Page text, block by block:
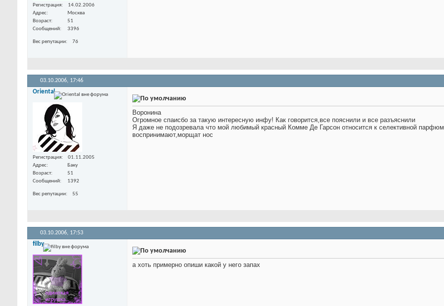
Регистрация
14.02.2006
Адрес
Москва
Возраст
51
Сообщений
3396
Вес репутации 76
03.10.2006, 17:46
Oriental
Регистрация
01.11.2005
Адрес
Баку
Возраст
51
Сообщений
1392
Вес репутации 55
Воронина
Огромное спаисбо за такую интересную инфу! Как говорится,все пояснили и все разъяснили
Я даже не подозревала что мой любимый красный Комме Де Гарсон относится к селективной
воспринимают,морщат нос
03.10.2006, 17:53
filby
а хоть примерно опиши какой у него запах